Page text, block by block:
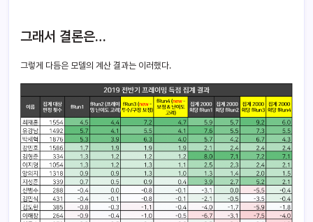
그래서 결론은…
그렇게 다듬은 모델의 계산 결과는 이러했다.